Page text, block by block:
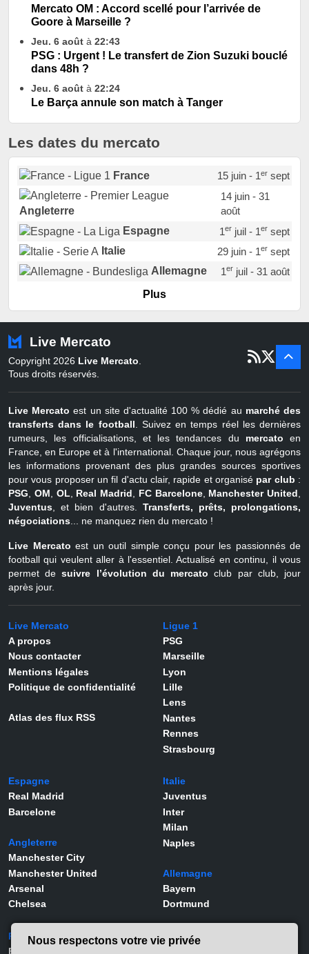
Mercato OM : Accord scellé pour l’arrivée de
Goore à Marseille ?
Jeu. 6 août à 22:43
PSG : Urgent ! Le transfert de Zion Suzuki bouclé
dans 48h ?
Jeu. 6 août à 22:24
Le Barça annule son match à Tanger
Les dates du mercato
France 15 juin - 1ersept
Angleterre
14 juin - 31
août
Espagne
1erjuil - 1ersept
Italie
29 juin - 1ersept
Allemagne
1erjuil - 31 août
Portugal
Pays-Bas
22 juin - 2 sept
Belgique
juil - 31
Plus
Live Mercato
Copyright 2026 Live Mercato.
Tous droits réservés.
Live Mercato est un site d'actualité 100 % dédié au marché des
transferts dans le football . Suivez en temps réel les dernières
rumeurs, les officialisations, et les tendances du mercato en
France, en Europe et à l'international. Chaque jour, nous agrégons
les informations provenant des plus grandes sources sportives
pour vous proposer un fil d'actu clair, rapide et organisé par club :
PSG
OM OL Real Madrid FC Barcelone, Manchester United
Juventus , et bien d'autres. Transferts, prêts, prolongations,
négociations ... ne manquez rien du mercato !
Live Mercato est un outil simple conçu pour les passionnés de
football qui veulent aller à l'essentiel. Actualisé en continu, il vous
permet desuivre l’évolution du mercato club par club, jour
après jour.
Live Mercato
A propos
Nous contacter
Mentions légales
Politique de confidentialité
Atlas des flux RSS
Ligue 1
PSG
Marseille
Lyon
Lille
Lens
Nantes
Rennes
Strasbourg
Espagne
Real Madrid
Barcelone
Angleterre
Manchester City
Manchester United
Arsenal
Chelsea
Italie
Juventus
Inter
Milan
Naples
Allemagne
Bayern
Dortmund
Portugal
Benfica
Joueurs
Nous respectons votre vie privée